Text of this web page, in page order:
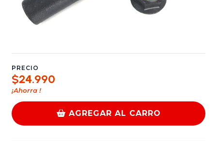
PRECIO
$24.990
¡Ahorra !
AGREGAR AL CARRO